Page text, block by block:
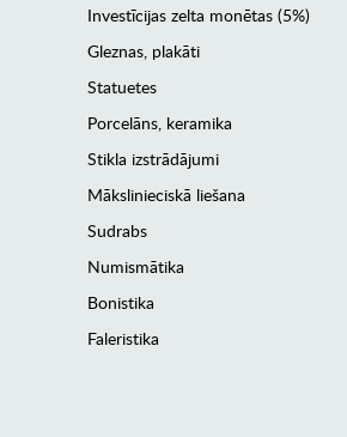
Investīcijas zelta monētas (5%)
Gleznas, plakāti
Statuetes
Porcelāns, keramika
Stikla izstrādājumi
Mākslinieciskā liešana
Sudrabs
Numismātika
Bonistika
Faleristika